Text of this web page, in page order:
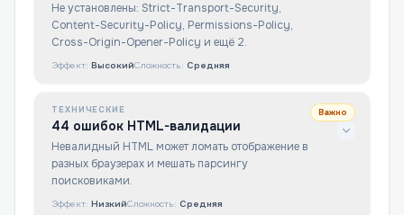
Не установлены: Strict-Transport-Security,
Content-Security-Policy, Permissions-Policy,
Cross-Origin-Opener-Policy и ещё 2.
Эффект: ВысокийСложность: Средняя
ТЕХНИЧЕСКИЕ
44 ошибок HTML-валидации
Невалидный HTML может ломать отображение в
разных браузерах и мешать парсингу
поисковиками.
Важно
Эффект: НизкийСложность: Средняя